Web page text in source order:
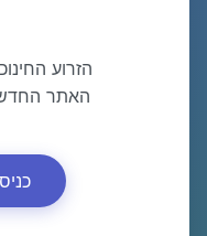
הזרוע
האתר